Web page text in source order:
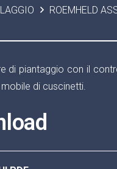
ROEMHELD
di piantaggio con il
di cuscinetti.